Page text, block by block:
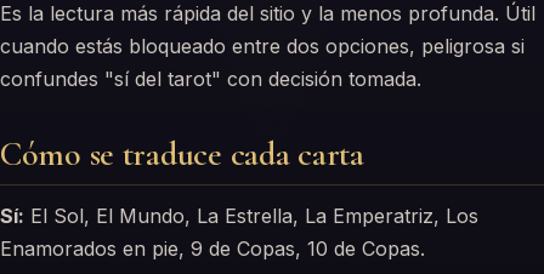
Es la lectura más rápida del sitio y la menos profunda. Útil
cuando estás bloqueado entre dos opciones, peligrosa si
confundes "sí del tarot" con decisión tomada.
Cómo se traduce cada carta
Sí: El Sol, El Mundo, La Estrella, La Emperatriz, Los
Enamorados en pie, 9 de Copas, 10 de Copas.